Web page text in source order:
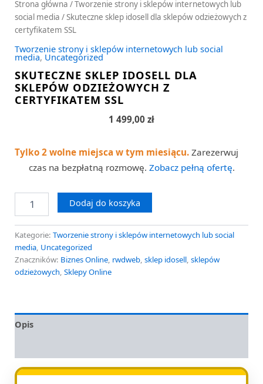
Strona główna /Tworzenie strony i sklepów internetowych lub
social media / Skuteczne sklep idosell dla sklepów odzieżowych z
certyfikatem SSL
Tworzenie strony i sklepów internetowych lub social
media, Uncategorized
SKUTECZNE SKLEP IDOSELL DLA
SKLEPÓW ODZIEŻOWYCH Z
CERTYFIKATEM SSL
1 499,00 zł
Tylko 2 wolne miejsca w tym miesiącu. Zarezerwuj
czas na bezpłatną rozmowę. Zobacz pełną ofertę.
Dodaj do koszyka
Kategorie: Tworzenie strony i sklepów internetowych lub social
media, Uncategorized
Znaczników: Biznes Online, rwdweb, sklep idosell, sklepów
odzieżowych, Sklepy Online
Opis